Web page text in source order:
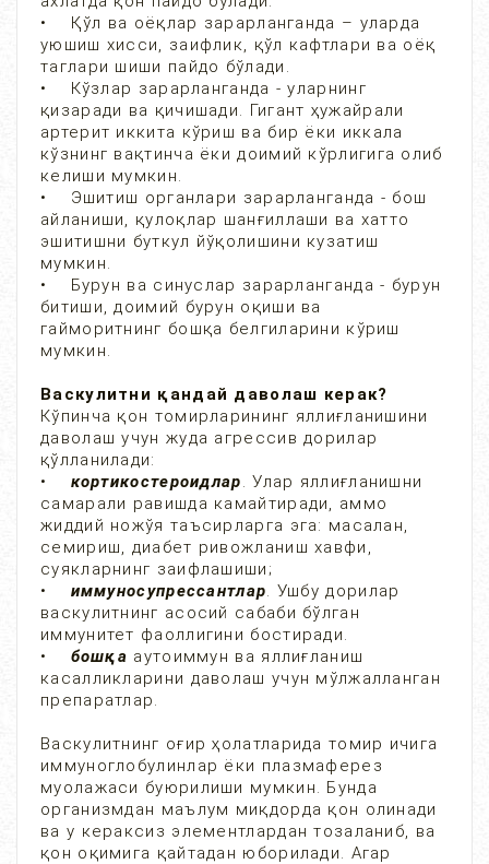
• Қўл ва оёқлар зарарланганда – уларда
уюшиш хисси, заифлик, қўл кафтлари ва оёқ
таглари шиши пайдо бўлади.
• Кўзлар зарарланганда - уларнинг
қизаради ва қичишади. Гигант ҳужайрали
артерит иккита кўриш ва бир ёки иккала
кўзнинг вақтинча ёки доимий кўрлигига олиб
келиши мумкин.
• Эшитиш органлари зарарланганда - бош
айланиши, қулоқлар шанғиллаши ва хатто
эшитишни буткул йўқолишини кузатиш
мумкин.
• Бурун ва синуслар зарарланганда - бурун
битиши, доимий бурун оқиши ва
гайморитнинг бошқа белгиларини кўриш
мумкин.
Васкулитни қандай даволаш керак?
Кўпинча қон томирларининг яллиғланишини
даволаш учун жуда агрессив дорилар
қўлланилади:
• кортикостероидлар. Улар яллиғланишни
самарали равишда камайтиради, аммо
жиддий ножўя таъсирларга эга: масалан,
семириш, диабет ривожланиш хавфи,
суякларнинг заифлашиши;
• иммуносупрессантлар. Ушбу дорилар
васкулитнинг асосий сабаби бўлган
иммунитет фаоллигини бостиради.
•
бошқа аутоиммун ва яллиғланиш
касалликларини даволаш учун мўлжалланган
препаратлар.
Васкулитнинг оғир ҳолатларида томир ичига
иммуноглобулинлар ёки плазмаферез
муолажаси буюрилиши мумкин. Бунда
организмдан маълум миқдорда қон олинади
ва у кераксиз элементлардан тозаланиб, ва
қон оқимига қайтадан юборилади. Агар